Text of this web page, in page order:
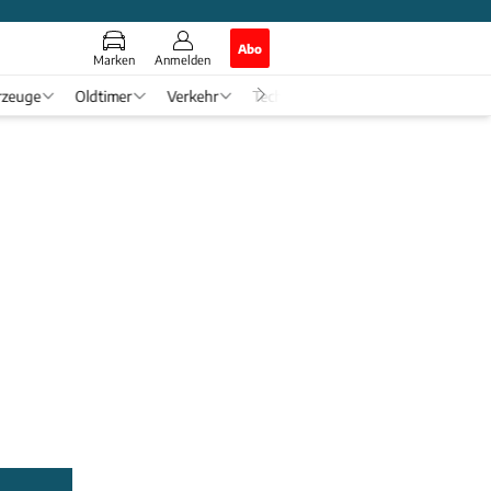
Marken Anmelden
Abo
Oldtimer Verkehr Tech & Zukunft